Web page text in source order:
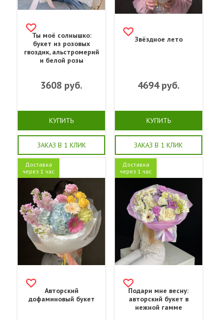
Ты моё солнышко:
букет из розовых
гвоздик, альстромерий
и белой розы
3608 руб.
КУПИТЬ
ЗАКАЗ В 1 КЛИК
Звёздное лето
4694руб.
КУПИТЬ
ЗАКАЗ В 1 КЛИК
Доставка
через 1 час
Авторский
дофаминовый букет
Доставка
через 1 час
Подари мне весну:
авторский букет в
нежной гамме